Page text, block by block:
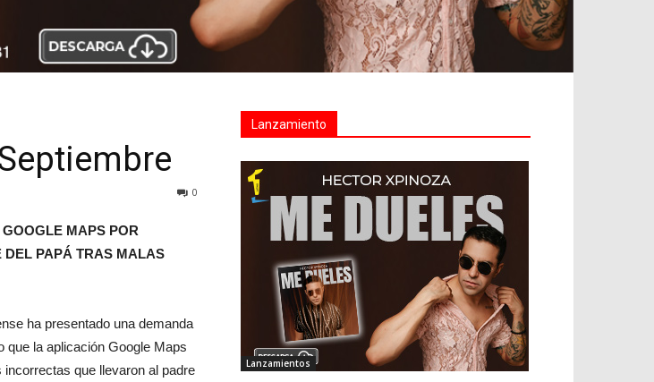
0
MAPS POR
DEL PAPÁ TRAS MALAS
ha presentado una demanda
que la aplicación Google Maps
que llevaron al padre
Lanzamiento
Lanzamientos